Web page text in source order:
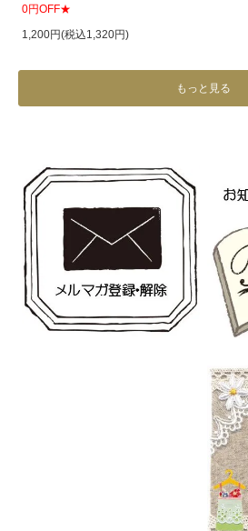
0円OFF★
1,200円(税込1,320円)
もっと見る